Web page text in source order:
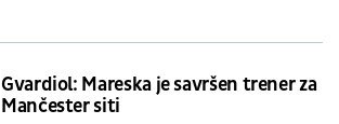
Gvardiol: Mareska je savršen trener za
Mančester siti